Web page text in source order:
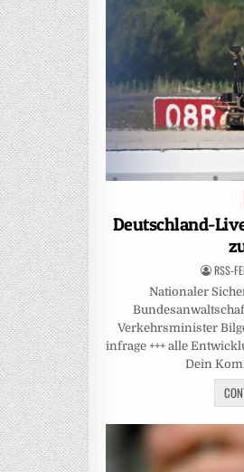
Deutschland-
RSS-
Nationaler
Verkehrsminister
infrage +++ alle
Dein